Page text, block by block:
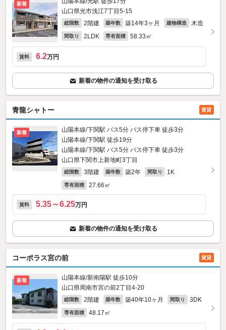
新着
山口県光市浅江7丁目5-15
総階数 2階建 築年数 築14年3ヶ月 建物構造 木造
間取り 2LDK 専有面積 58.33㎡
賃料 6.2万円
新着の物件の通知を受け取る
青龍シャトー 賃貸
新着
山陽本線/下関駅 バス5分 バス停下車 徒歩3分
山陽本線/下関駅 徒歩19分
山陽本線/下関駅 バス5分 バス停下車 徒歩3分
山口県下関市上新地町3丁目
総階数 3階建 築年数 築2年 間取り 1K
専有面積 27.66㎡
賃料 5.35～6.25万円
新着の物件の通知を受け取る
コーポラス宮の前 賃貸
新着
山陽本線/新南陽駅 徒歩10分
山口県周南市宮の前2丁目4-20
総階数 2階建 築年数 築40年10ヶ月 間取り 3DK
専有面積 48.17㎡